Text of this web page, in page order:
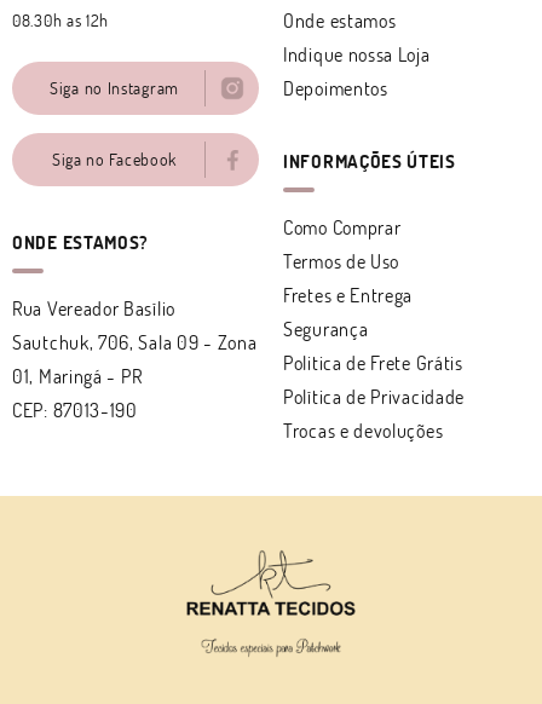
08.30h as 12h
Siga no Instagram
Siga no Facebook
ONDE ESTAMOS?
Rua Vereador Basílio
Sautchuk, 706, Sala 09 - Zona
01, Maringá - PR
CEP: 87013-190
Onde estamos
Indique nossa Loja
Depoimentos
INFORMAÇÕES ÚTEIS
Como Comprar
Termos de Uso
Fretes e Entrega
Segurança
Politica de Frete Grátis
Política de Privacidade
Trocas e devoluções